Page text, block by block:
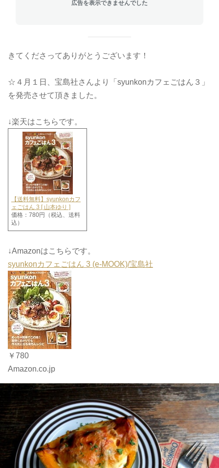
広告を表示できませんでした
きてくださってありがとうございます！
☆４月１日、宝島社さんより「syunkonカフェごはん３」
を発売させて頂きました。
↓楽天はこちらです。
【送料無料】syunkonカフ
ェごはん 3 [ 山本ゆり ]
価格：780円（税込、送料
込）
↓Amazonはこちらです。
syunkonカフェごはん 3 (e-MOOK)/宝島社
￥780
Amazon.co.jp